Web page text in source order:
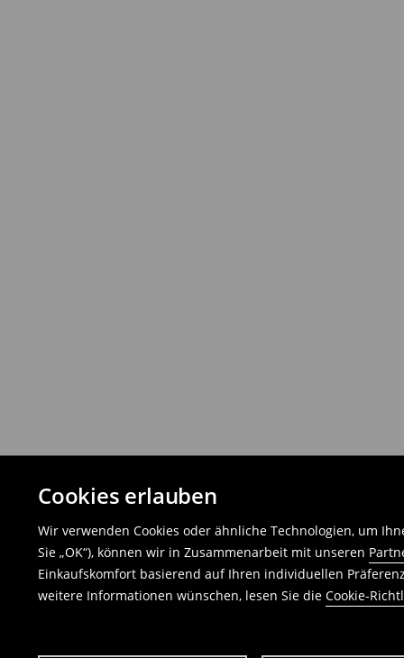
Cookies erlauben
Wir verwenden Cookies oder ähnliche Technologien, um
Sie „OK“), können wir in Zusammenarbeit mit unseren
Einkaufskomfort basierend auf Ihren individuellen
weitere Informationen wünschen, lesen Sie die Cookie-